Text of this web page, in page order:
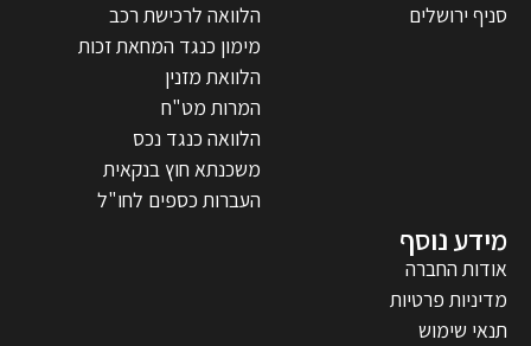
סניף ירושלים
הלוואה לרכישת רכב
מימון כנגד המחאת זכות
הלוואת מזנין
המרות מט"ח
הלוואה כנגד נכס
משכנתא חוץ בנקאית
העברות כספים לחו"ל
מידע נוסף
אודות החברה
מדיניות פרטיות
תנאי שימוש